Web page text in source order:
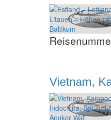
Vietnam,